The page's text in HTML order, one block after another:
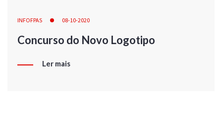
INFOFPAS 08-10-2020
Concurso do Novo Logotipo
Ler mais